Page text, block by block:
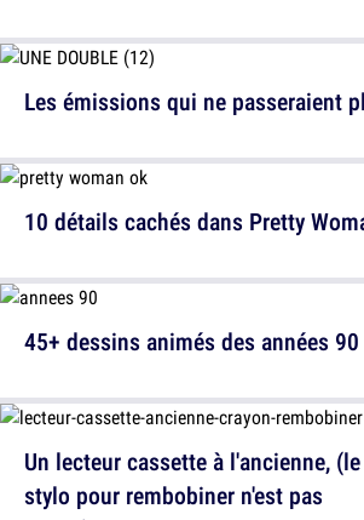
10 détails cachés dans Pretty
Un lecteur cassette à l'ancienne, (le
stylo pour rembobiner n'est pas
Les émissions qui ne passeraient
45+ dessins animés des années 90